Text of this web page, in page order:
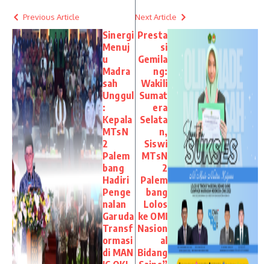
Previous Article
Sinergi
Menuj
u
Madra
sah
Unggul
:
Kepala
MTsN
2
Palem
bang
Hadiri
Penge
nalan
Garuda
Transf
ormasi
di MAN
Next Article
Presta
si
Gemila
ng:
Wakili
Sumat
era
Selata
n,
Siswi
MTsN
2
Palem
bang
Lolos
ke OMI
Nasion
al
Bidang